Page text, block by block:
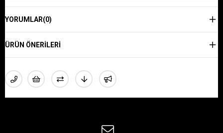
YORUMLAR(0)
ÜRÜN ÖNERILERI